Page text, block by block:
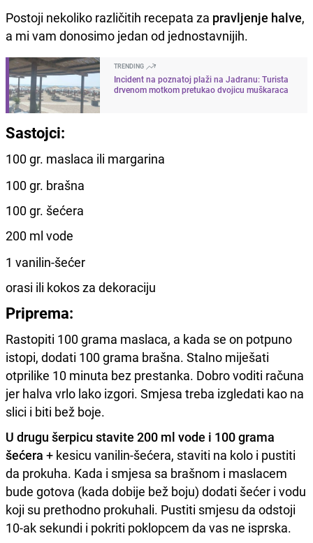
Postoji nekoliko različitih recepata za pravljenje halve,
a mi vam donosimo jedan od jednostavnijih.
TRENDING
Incident na poznatoj plaži na Jadranu: Turista
drvenom motkom pretukao dvojicu muškaraca
Sastojci:
100 gr. maslaca ili margarina
100 gr. brašna
100 gr. šećera
200 ml vode
1 vanilin-šećer
orasi ili kokos za dekoraciju
Priprema:
Rastopiti 100 grama maslaca, a kada se on potpuno
istopi, dodati 100 grama brašna. Stalno miješati
otprilike 10 minuta bez prestanka. Dobro voditi računa
jer halva vrlo lako izgori. Smjesa treba izgledati kao na
slici i biti bež boje.
U drugu šerpicu stavite 200 ml vode i 100 grama
šećera + kesicu vanilin-šećera, staviti na kolo i pustiti
da prokuha. Kada i smjesa sa brašnom i maslacem
bude gotova (kada dobije bež boju) dodati šećer i vodu
koji su prethodno prokuhali. Pustiti smjesu da odstoji
10-ak sekundi i pokriti poklopcem da vas ne isprska.